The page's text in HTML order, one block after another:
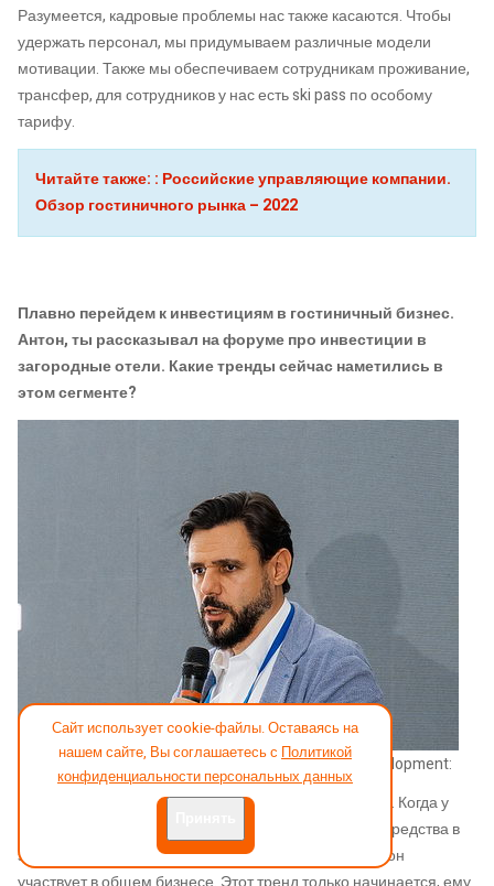
Разумеется, кадровые проблемы нас также касаются. Чтобы
удержать персонал, мы придумываем различные модели
мотивации. Также мы обеспечиваем сотрудникам проживание,
трансфер, для сотрудников у нас есть ski pass по особому
тарифу.
Читайте также: : Российские управляющие компании.
Обзор гостиничного рынка – 2022
Плавно перейдем к инвестициям в гостиничный бизнес.
Антон, ты рассказывал на форуме про инвестиции в
загородные отели. Какие тренды сейчас наметились в
этом сегменте?
Антон Басин, владелец компании Basinn Hotel Development:
– Очевидный тренд – это коллективные инвестиции. Когда у
инвестора 1-3-5 млн., он уже может инвестировать средства в
загородные отели, покупать дома, модули. По сути, он
Сайт использует cookie-файлы. Оставаясь на
нашем сайте, Вы соглашаетесь с Политикой
конфиденциальности персональных данных